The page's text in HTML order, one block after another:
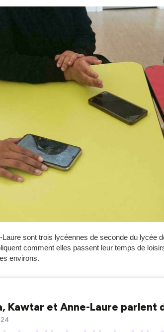
sont trois lycéennes de seconde du lycée
comment elles passent leur temps de
environs.